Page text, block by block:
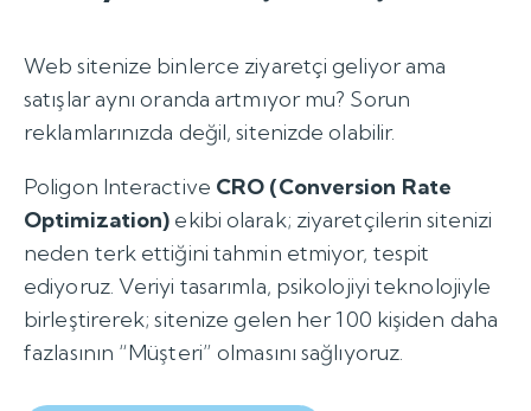
Web sitenize binlerce ziyaretçi geliyor ama
satışlar aynı oranda artmıyor mu? Sorun
reklamlarınızda değil, sitenizde olabilir.
Poligon Interactive CRO (Conversion Rate
Optimization) ekibi olarak; ziyaretçilerin sitenizi
neden terk ettiğini tahmin etmiyor, tespit
ediyoruz. Veriyi tasarımla, psikolojiyi teknolojiyle
birleştirerek; sitenize gelen her 100 kişiden daha
fazlasının “Müşteri” olmasını sağlıyoruz.